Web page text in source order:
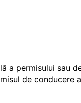
a permisului sau
de conducere